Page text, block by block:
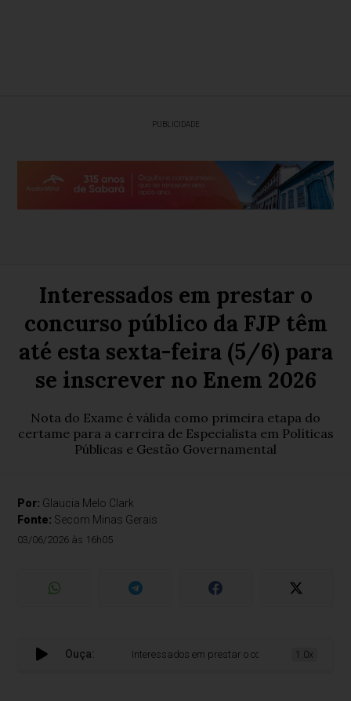
PUBLICIDADE
Interessados em prestar o
concurso público da FJP têm
até esta sexta-feira (5/6) para
se inscrever no Enem 2026
Nota do Exame é válida como primeira etapa do
certame para a carreira de Especialista em Políticas
Públicas e Gestão Governamental
Por: Glaucia Melo Clark
Fonte: Secom Minas Gerais
03/06/2026 às 16h05
Ouça: Interessados em prestar o concurso público da FJP
1.0x